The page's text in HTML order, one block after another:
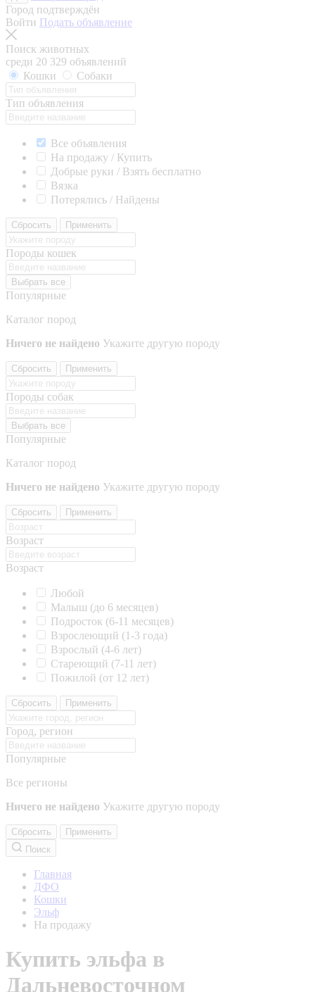
Город подтверждён
Войти Подать объявление
Поиск животных
среди 20 329 объявлений
Кошки
Собаки
Тип объявления
Все объявления
На продажу / Купить
Добрые руки / Взять бесплатно
Вязка
Потерялись / Найдены
Сбросить Применить
Породы кошек
Выбрать все
Популярные
Каталог пород
Ничего не найдено Укажите другую породу
Сбросить Применить
Породы собак
Выбрать все
Популярные
Каталог пород
Ничего не найдено Укажите другую породу
Сбросить Применить
Возраст
Возраст
Любой
Малыш (до 6 месяцев)
Подросток (6-11 месяцев)
Взрослеющий (1-3 года)
Взрослый (4-6 лет)
Стареющий (7-11 лет)
Пожилой (от 12 лет)
Сбросить Применить
Город, регион
Популярные
Все регионы
Ничего не найдено Укажите другую породу
Сбросить
Применить
Поиск
Главная
ДФО
Кошки
Эльф
На продажу
Купить эльфа в
Дальневосточном